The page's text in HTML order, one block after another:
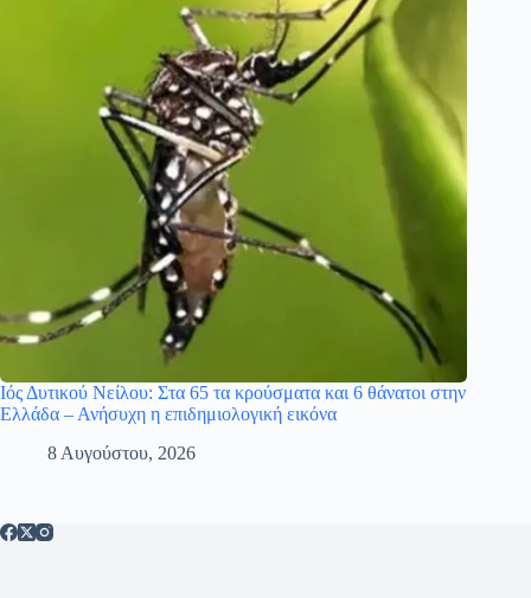
Ιός Δυτικού Νείλου: Στα 65 τα κρούσματα και 6 θάνατοι στην
Ελλάδα – Ανήσυχη η επιδημιολογική εικόνα
8 Αυγούστου, 2026